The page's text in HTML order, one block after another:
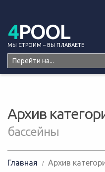
4POOL
МЫ СТРОИМ – ВЫ ПЛАВАЕТЕ
Архив
бассейны
Главная Архив